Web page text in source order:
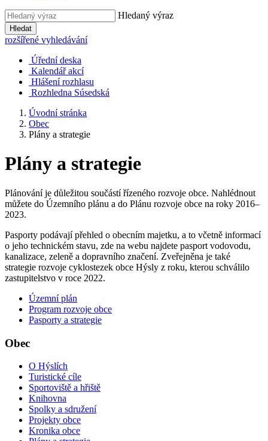
Hledaný výraz
Hledat
rozšířené vyhledávání
Úřední deska
Kalendář akcí
Hlášení rozhlasu
Rozhledna Súsedská
Úvodní stránka
Obec
Plány a strategie
Plány a strategie
Plánování je důležitou součástí řízeného rozvoje obce. Nahlédnout
můžete do Územního plánu a do Plánu rozvoje obce na roky 2016–
2023.
Pasporty podávají přehled o obecním majetku, a to včetně informací
o jeho technickém stavu, zde na webu najdete pasport vodovodu,
kanalizace, zeleně a dopravního značení. Zveřejněna je také
strategie rozvoje cyklostezek obce Hýsly z roku, kterou schválilo
zastupitelstvo v roce 2022.
Územní plán
Program rozvoje obce
Pasporty a strategie
Obec
O Hýslích
Turistické cíle
Sportoviště a hřiště
Knihovna
Spolky a sdružení
Projekty obce
Kronika obce